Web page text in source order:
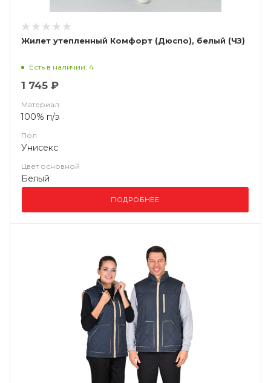
Жилет утепленный Комфорт (Дюспо), белый (ЧЗ)
Есть в наличии: 4
1 745 ₽
Материал
100% п/э
Пол
Унисекс
Цвет основной
Белый
ПОДРОБНЕЕ